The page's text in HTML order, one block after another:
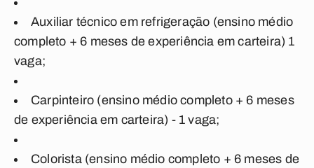
Auxiliar técnico em refrigeração (ensino médio
completo + 6 meses de experiência em carteira) 1
vaga;
Carpinteiro (ensino médio completo + 6 meses
de experiência em carteira) - 1 vaga;
Colorista (ensino médio completo + 6 meses de